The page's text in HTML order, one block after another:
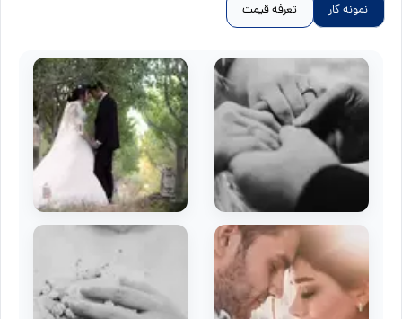
نمونه کار تعرفه قیمت